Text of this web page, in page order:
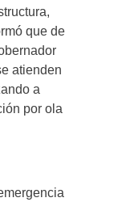
que de
atienden
a
por ola